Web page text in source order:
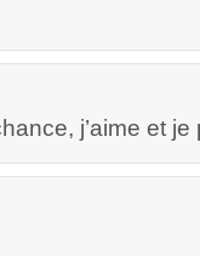
j’aime et